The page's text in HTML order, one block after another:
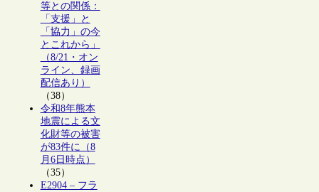
等との関係：
「支援」と
「協力」の今
とこれから」
（8/21・オン
ライン、録画
配信あり）
（38）
令和8年熊本
地震による文
化財等の被害
が83件に（8
月6日時点）
（35）
E2904 – フラ